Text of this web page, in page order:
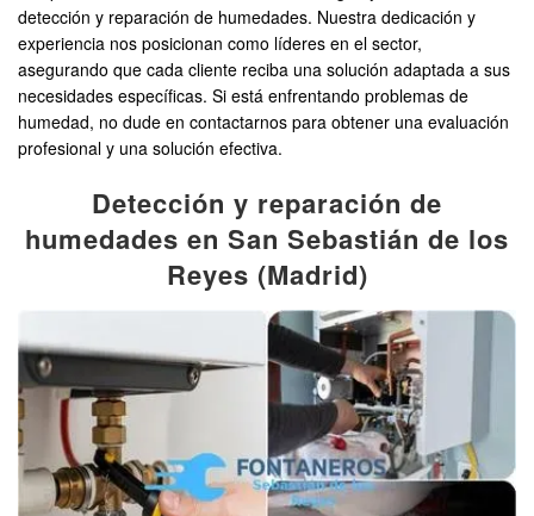
detección y reparación de humedades. Nuestra dedicación y
experiencia nos posicionan como líderes en el sector,
asegurando que cada cliente reciba una solución adaptada a sus
necesidades específicas. Si está enfrentando problemas de
humedad, no dude en contactarnos para obtener una evaluación
profesional y una solución efectiva.
Detección y reparación de
humedades en San Sebastián de los
Reyes (Madrid)